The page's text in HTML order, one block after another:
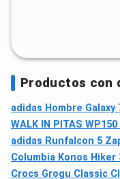
Productos con
adidas Hombre
WALK IN PITAS
adidas Runfalcon 5
Columbia Konos
Crocs Grogu Classic